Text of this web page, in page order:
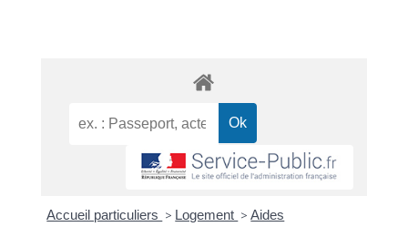
Accueil particuliers > Logement > Aides